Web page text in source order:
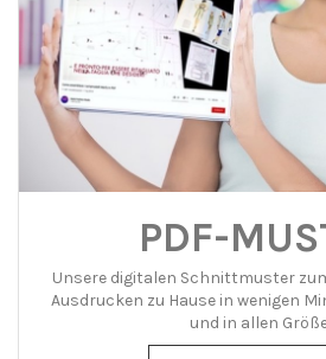
PDF-
Unsere digitalen Schnittmuster
Ausdrucken zu Hause in wenigen
und in allen